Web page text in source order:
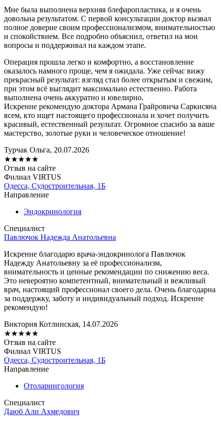
Мне была выполнена верхняя блефаропластика, и я очень
довольна результатом. С первой консультации доктор вызвал
полное доверие своим профессионализмом, внимательностью
и спокойствием. Все подробно объяснил, ответил на мои
вопросы и поддерживал на каждом этапе.
Операция прошла легко и комфортно, а восстановление
оказалось намного проще, чем я ожидала. Уже сейчас вижу
прекрасный результат: взгляд стал более открытым и свежим,
при этом всё выглядит максимально естественно. Работа
выполнена очень аккуратно и ювелирно.
Искренне рекомендую доктора Армана Грайровича Саркисяна
всем, кто ищет настоящего профессионала и хочет получить
красивый, естественный результат. Огромное спасибо за ваше
мастерство, золотые руки и человеческое отношение!
Турчак Ольга, 20.07.2026
★★★★★
Отзыв на сайте
Филиал VIRTUS
Одесса, Судостроительная, 1Б
Направление
Эндокринология
Специалист
Павлючок Надежда Анатольевна
Искренне благодарю врача-эндокринолога Павлючок
Надежду Анатольевну за её профессионализм,
внимательность и ценные рекомендации по снижению веса.
Это невероятно компетентный, внимательный и вежливый
врач, настоящий профессионал своего дела. Очень благодарна
за поддержку, заботу и индивидуальный подход. Искренне
рекомендую!
Виктория Котлинская, 14.07.2026
★★★★★
Отзыв на сайте
Филиал VIRTUS
Одесса, Судостроительная, 1Б
Направление
Отоларингология
Специалист
Даюб Али Ахмедович